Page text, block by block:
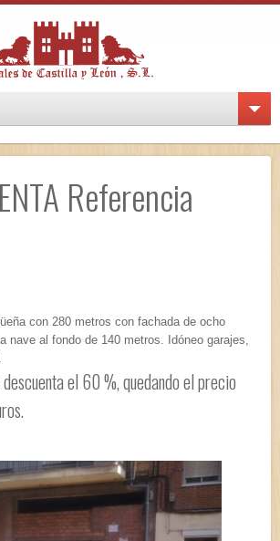
Referencia
con 280 metros con fachada de ocho
nave al fondo de 140 metros. Idóneo garajes,
el 60 %, quedando el precio